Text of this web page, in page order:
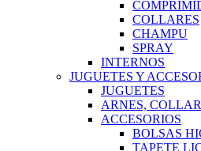
COLLARES
CHAMPU
SPRAY
INTERNOS
JUGUETES Y
JUGUETES
ARNES,
ACCESORIOS
BOLSAS
TAPETE